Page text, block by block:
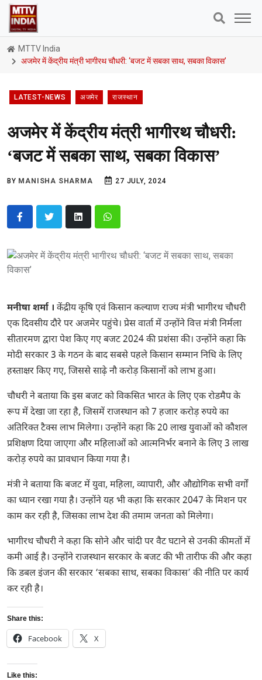
MTTV India
अजमेर में केंद्रीय मंत्री भागीरथ चौधरी: ‘बजट में सबका साथ, सबका विकास’
LATEST-NEWS अजमेर राजस्थान
अजमेर में केंद्रीय मंत्री भागीरथ चौधरी:
‘बजट में सबका साथ, सबका विकास’
BY MANISHA SHARMA 27 JULY, 2024
मनीषा शर्मा । केंद्रीय कृषि एवं किसान कल्याण राज्य मंत्री भागीरथ चौधरी
एक दिवसीय दौरे पर अजमेर पहुंचे। प्रेस वार्ता में उन्होंने वित्त मंत्री निर्मला
सीतारमण द्वारा पेश किए गए बजट 2024 की प्रशंसा की। उन्होंने कहा कि
मोदी सरकार 3 के गठन के बाद सबसे पहले किसान सम्मान निधि के लिए
हस्ताक्षर किए गए, जिससे साढ़े नौ करोड़ किसानों को लाभ हुआ।
चौधरी ने बताया कि इस बजट को विकसित भारत के लिए एक रोडमैप के
रूप में देखा जा रहा है, जिसमें राजस्थान को 7 हजार करोड़ रुपये का
अतिरिक्त टैक्स लाभ मिलेगा। उन्होंने कहा कि 20 लाख युवाओं को कौशल
प्रशिक्षण दिया जाएगा और महिलाओं को आत्मनिर्भर बनाने के लिए 3 लाख
करोड़ रुपये का प्रावधान किया गया है।
मंत्री ने बताया कि बजट में युवा, महिला, व्यापारी, और औद्योगिक सभी वर्गों
का ध्यान रखा गया है। उन्होंने यह भी कहा कि सरकार 2047 के मिशन पर
काम कर रही है, जिसका लाभ देश की तमाम जनता को मिलेगा।
भागीरथ चौधरी ने कहा कि सोने और चांदी पर वैट घटाने से उनकी कीमतों में
कमी आई है। उन्होंने राजस्थान सरकार के बजट की भी तारीफ की और कहा
कि डबल इंजन की सरकार ‘सबका साथ, सबका विकास’ की नीति पर कार्य
कर रही है।
Share this:
Facebook X
Like this: